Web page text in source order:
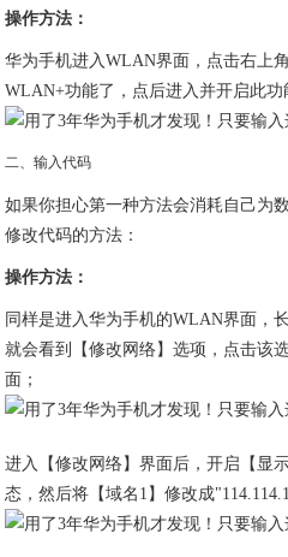
操作方法：
华为手机进入WLAN界面，点击右上
WLAN+功能了，点后进入并开启此功
二、输入代码
如果你担心第一种方法会消耗自己为
修改代码的方法：
操作方法：
同样是进入华为手机的WLAN界面，
就会看到【修改网络】选项，点击该
面；
进入【修改网络】界面后，开启【显
态，然后将【域名1】修改成